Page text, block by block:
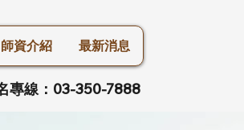
師資介紹 最新消息
專線：03-350-7888